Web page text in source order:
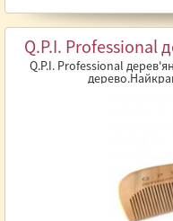
Q.P.I. Professional
Q.P.I. Professional